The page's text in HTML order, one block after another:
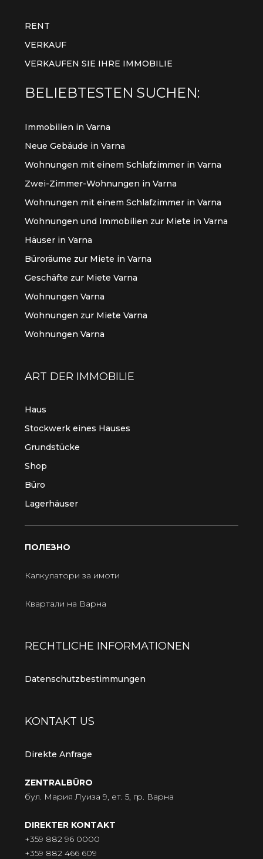
RENT
VERKAUF
VERKAUFEN SIE IHRE IMMOBILIE
BELIEBTESTEN SUCHEN:
Immobilien in Varna
Neue Gebäude in Varna
Wohnungen mit einem Schlafzimmer in Varna
Zwei-Zimmer-Wohnungen in Varna
Wohnungen mit einem Schlafzimmer in Varna
Wohnungen und Immobilien zur Miete in Varna
Häuser in Varna
Büroräume zur Miete in Varna
Geschäfte zur Miete Varna
Wohnungen Varna
Wohnungen zur Miete Varna
Wohnungen Varna
ART DER IMMOBILIE
Haus
Stockwerk eines Hauses
Grundstücke
Shop
Büro
Lagerhäuser
ПОЛЕЗНО
Калкулатори за имоти
Квартали на Варна
RECHTLICHE INFORMATIONEN
Datenschutzbestimmungen
KONTAKT US
Direkte Anfrage
ZENTRALBÜRO
бул. Мария Луиза 9, ет. 5, гр. Варна
DIREKTER KONTAKT
+359 882 96 0000
+359 882 466 609